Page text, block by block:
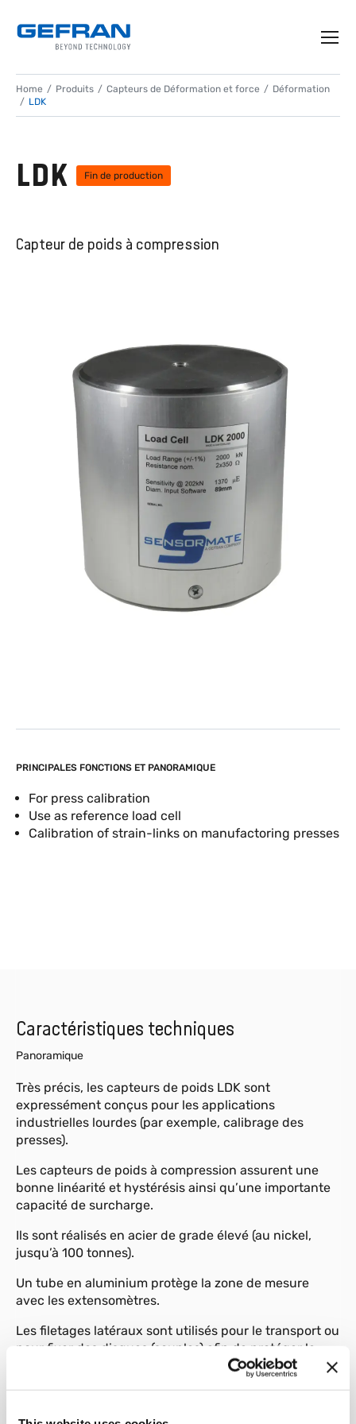
Home Produits Capteurs de Déformation et force
Déformation
LDK
LDK Fin de production
Capteur de poids à compression
PRINCIPALES FONCTIONS ET PANORAMIQUE
For press calibration
Use as reference load cell
Calibration of strain-links on manufactoring presses
Caractéristiques techniques
Panoramique
Très précis, les capteurs de poids LDK sont
expressément conçus pour les applications
industrielles lourdes (par exemple, calibrage des
presses).
Les capteurs de poids à compression assurent une
bonne linéarité et hystérésis ainsi qu’une importante
capacité de surcharge.
Ils sont réalisés en acier de grade élevé (au nickel,
jusqu’à 100 tonnes).
Un tube en aluminium protège la zone de mesure
avec les extensomètres.
Les filetages latéraux sont utilisés pour le transport ou
pour fixer des disques (souples) afin de protéger le
Le câble de signal est fixé à l’aide d’un connecteur.